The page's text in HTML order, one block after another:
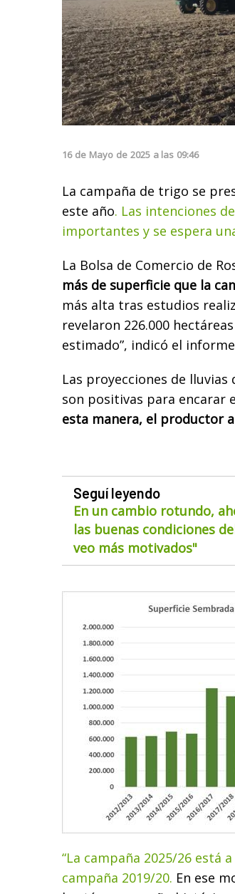
16 de Mayo de 2025 a las 09:46
La campaña de trigo se
este año. Las intenciones
importantes y se espera
La Bolsa de Comercio de
más de superficie que la
más alta tras estudios
revelaron 226.000
estimado”, indicó el
Las proyecciones de
son positivas para encarar
esta manera, el productor
Seguí leyendo
En un cambio rotundo,
las buenas condiciones
veo más motivados"
“La campaña 2025/26 está
campaña 2019/20. En ese